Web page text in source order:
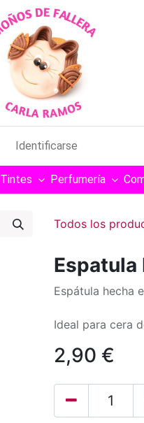
Identificarse
Tintes Perfumería
Todos los
Espatula
Espátula hecha
Ideal para cera
2,90 €